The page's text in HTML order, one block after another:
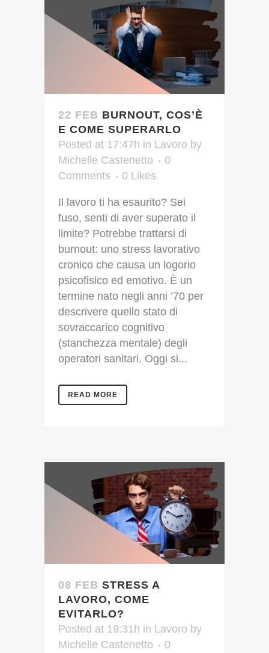
22 FEB BURNOUT, COS’È
E COME SUPERARLO
Posted at 17:47h in Lavoro by
Michelle Castenetto
0
Comments
0 Likes
Il lavoro ti ha esaurito? Sei
fuso, senti di aver superato il
limite? Potrebbe trattarsi di
burnout: uno stress lavorativo
cronico che causa un logorio
psicofisico ed emotivo. È un
termine nato negli anni ’70 per
descrivere quello stato di
sovraccarico cognitivo
(stanchezza mentale) degli
operatori sanitari. Oggi si...
READ MORE
08 FEB STRESS A
LAVORO, COME
EVITARLO?
Posted at 19:31h in Lavoro by
Michelle Castenetto
0